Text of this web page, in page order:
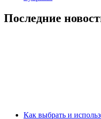
Последние
Как выбрать и